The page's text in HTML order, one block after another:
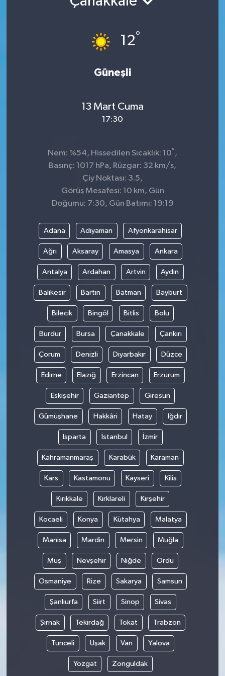
12°
Güneşli
13 Mart Cuma
17:30
Nem: %54, Hissedilen Sıcaklık: 10° ,
Basınç: 1017 hPa, Rüzgar: 32 km/s,
Çiy Noktası: 3.5,
Görüş Mesafesi: 10 km, Gün
Doğumu: 7:30, Gün Batımı: 19:19
Adana Adıyaman Afyonkarahisar
Ağrı Aksaray Amasya Ankara
Antalya Ardahan Artvin Aydın
Balıkesir Bartın Batman Bayburt
Bilecik Bingöl Bitlis Bolu
Burdur Bursa Çanakkale Çankırı
Çorum Denizli Diyarbakır Düzce
Edirne Elazığ Erzincan Erzurum
Eskişehir Gaziantep Giresun
Gümüşhane Hakkâri Hatay Iğdır
Isparta İstanbul İzmir
Kahramanmaraş Karabük Karaman
Kars Kastamonu Kayseri Kilis
Kırıkkale Kırklareli Kırşehir
Kocaeli Konya Kütahya Malatya
Manisa Mardin Mersin Muğla
Muş Nevşehir Niğde Ordu
Osmaniye Rize Sakarya Samsun
Şanlıurfa Siirt Sinop Sivas
Şırnak Tekirdağ Tokat Trabzon
Tunceli Uşak Van Yalova
Yozgat Zonguldak